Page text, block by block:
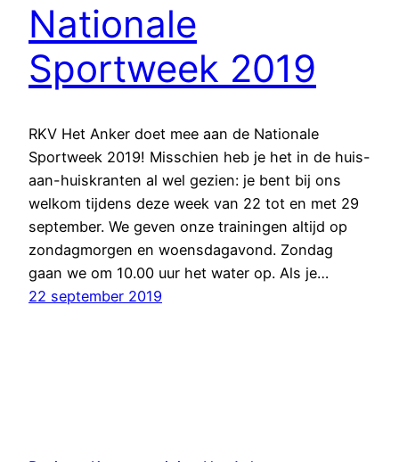
Nationale
Sportweek 2019
RKV Het Anker doet mee aan de Nationale
Sportweek 2019! Misschien heb je het in de huis-
aan-huiskranten al wel gezien: je bent bij ons
welkom tijdens deze week van 22 tot en met 29
september. We geven onze trainingen altijd op
zondagmorgen en woensdagavond. Zondag
gaan we om 10.00 uur het water op. Als je…
22 september 2019